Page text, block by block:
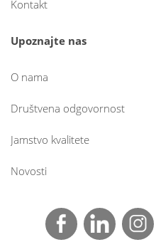
Kontakt
Upoznajte nas
O nama
Društvena odgovornost
Jamstvo kvalitete
Novosti